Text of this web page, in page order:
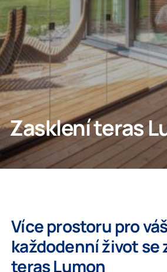
Odborníci
Lumon Group
Zasklení teras
Více prostoru pro váš
každodenní život se
teras Lumon